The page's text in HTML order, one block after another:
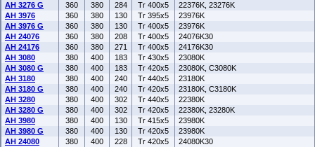
AH 3276 G
360 380 284 Tr 400x5
22376K, 23276K
AH 3976
360 380 130 Tr 395x5
23976K
AH 3976 G
360 380 130 Tr 400x5
23976K
AH 24076
360 380 208 Tr 400x5
24076K30
AH 24176
360 380 271 Tr 400x5
24176K30
AH 3080
380 400 183 Tr 430x5
23080K
AH 3080 G
380 400 183 Tr 420x5
23080K, C3080K
AH 3180
380 400 240 Tr 440x5
23180K
AH 3180 G
380 400 240 Tr 420x5
23180K, C3180K
AH 3280
380 400 302 Tr 440x5
22380K
AH 3280 G
380 400 302 Tr 420x5
22380K, 23280K
AH 3980
380 400 130 Tr 415x5
23980K
AH 3980 G
380 400 130 Tr 420x5
23980K
AH 24080
380 400 228 Tr 420x5
24080K30